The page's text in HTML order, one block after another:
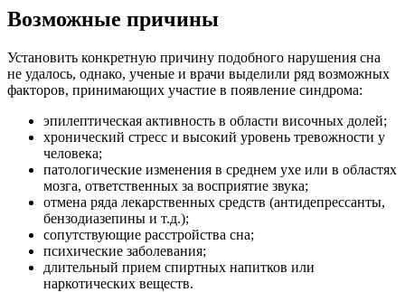
Возможные причины
Установить конкретную причину подобного нарушения сна
не удалось, однако, ученые и врачи выделили ряд возможных
факторов, принимающих участие в появление синдрома:
эпилептическая активность в области височных долей;
хронический стресс и высокий уровень тревожности у
человека;
патологические изменения в среднем ухе или в областях
мозга, ответственных за восприятие звука;
отмена ряда лекарственных средств (антидепрессанты,
бензодиазепины и т.д.);
сопутствующие расстройства сна;
психические заболевания;
длительный прием спиртных напитков или
наркотических веществ.